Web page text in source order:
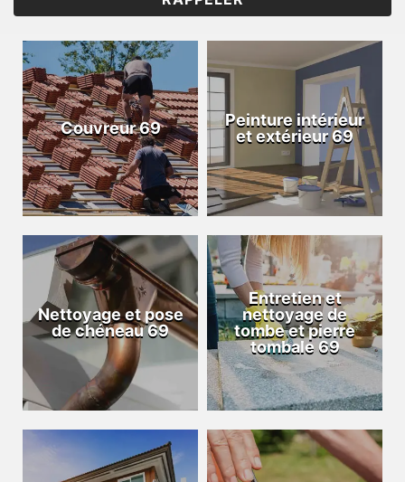
Couvreur 69
Peinture intérieur
et extérieur 69
Nettoyage et pose
de chéneau 69
Entretien et
nettoyage de
tombe et pierre
tombale 69